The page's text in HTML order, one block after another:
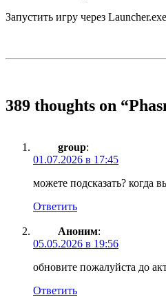
Запустить игру через
389 thoughts on “
group:
01.07.2026 в 17:45
можете подсказать? когда
Ответить
Аноним:
05.05.2026 в 19:56
обновите пожалуйста до
Ответить